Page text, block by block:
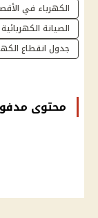
الكهرباء في
الصيانة الكهربائية
جدول انقطاع
محتوى